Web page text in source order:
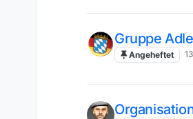
Gruppe
Angeheftet